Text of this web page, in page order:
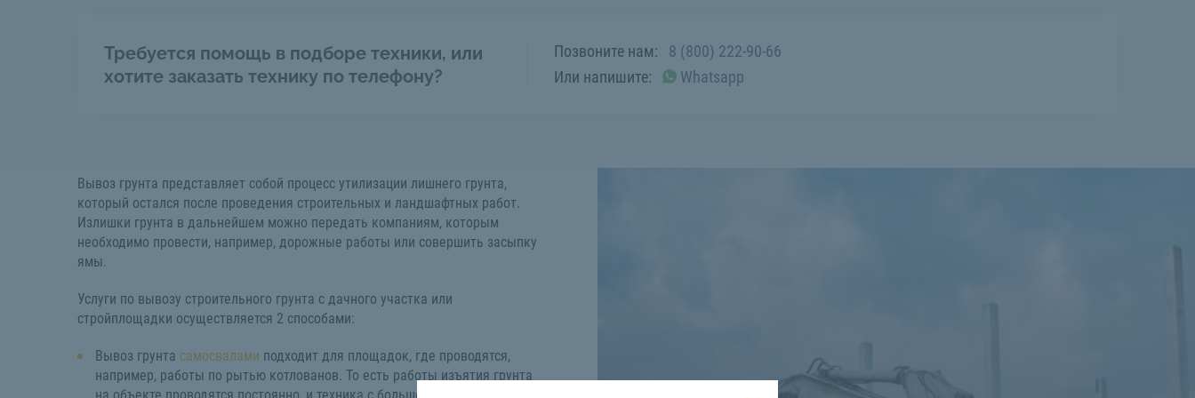
Требуется помощь в подборе техники, или
хотите заказать технику по телефону?
Позвоните нам:
8 (800) 222-90-66
Или напишите:
Whatsapp
Вывоз грунта представляет собой процесс утилизации лишнего грунта,
который остался после проведения строительных и ландшафтных работ.
Излишки грунта в дальнейшем можно передать компаниям, которым
необходимо провести, например, дорожные работы или совершить засыпку
ямы.
Услуги по вывозу строительного грунта с дачного участка или
стройплощадки осуществляется 2 способами:
Вывоз грунта самосвалами подходит для площадок, где проводятся,
например, работы по рытью котлованов. То есть работы изъятия грунта